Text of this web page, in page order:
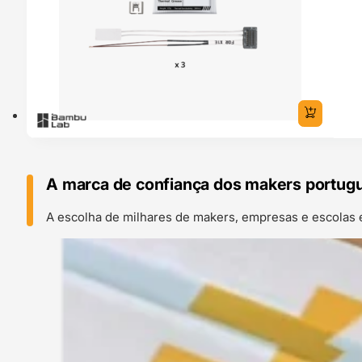
A marca de confiança dos makers
A escolha de milhares de makers, empresas e escolas